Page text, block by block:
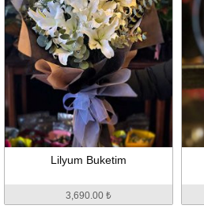
Lilyum Buketim
3,690.00 ₺